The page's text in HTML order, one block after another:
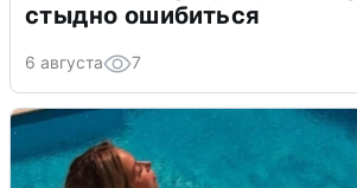
стыдно ошибиться
6 августа 7